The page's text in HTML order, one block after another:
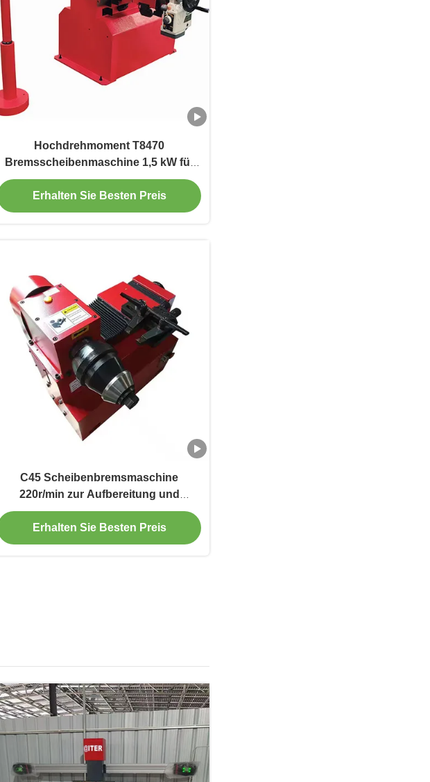
Hochdrehmoment T8470
Bremsscheibenmaschine 1,5 kW für
starkes Schleifen
Erhalten Sie Besten Preis
C45 Scheibenbremsmaschine
220r/min zur Aufbereitung und
Reparatur
Erhalten Sie Besten Preis